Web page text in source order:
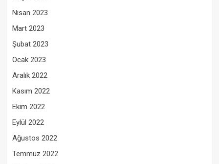
Nisan 2023
Mart 2023
Şubat 2023
Ocak 2023
Aralık 2022
Kasım 2022
Ekim 2022
Eylül 2022
Ağustos 2022
Temmuz 2022